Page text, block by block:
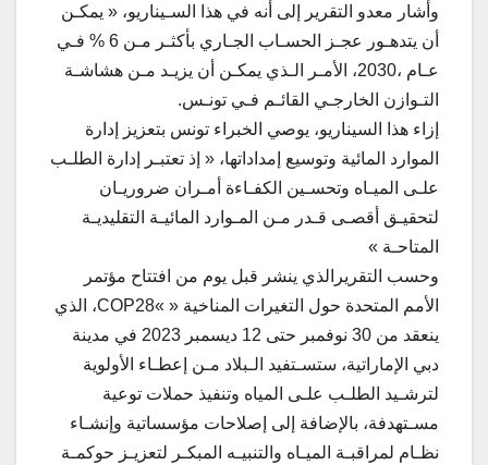
وأشار معدو التقرير إلى أنه في هذا السـيناريو، « يمكـن
أن يتدهـور عجـز الحسـاب الجـاري بأكثـر مـن 6 % فـي
عـام ،2030، الأمـر الـذي يمكـن أن يزيـد مـن هشاشـة
التـوازن الخارجـي القائـم فـي تونـس.
إزاء هذا السيناريو، يوصي الخبراء تونس بتعزيز إدارة
الموارد المائية وتوسيع إمداداتها، « إذ تعتبـر إدارة الطلـب
علـى الميـاه وتحسـين الكفـاءة أمـران ضروريـان
لتحقيـق أقصـى قـدر مـن المـوارد المائيـة التقليديـة
المتاحـة »
وحسب التقريرالذي ينشر قبل يوم من افتتاح مؤتمر
الأمم المتحدة حول التغيرات المناخية « »COP28، الذي
ينعقد من 30 نوفمبر حتى 12 ديسمبر 2023 في مدينة
دبي الإماراتية، ستسـتفيد الـبلاد مـن إعطـاء الأولوية
لترشـيد الطلـب علـى المياه وتنفيذ حملات توعية
مسـتهدفة، بالإضافة إلى إصلاحات مؤسساتية وإنشـاء
نظـام لمراقبـة الميـاه والتنبيـه المبكـر لتعزيـز حوكمـة